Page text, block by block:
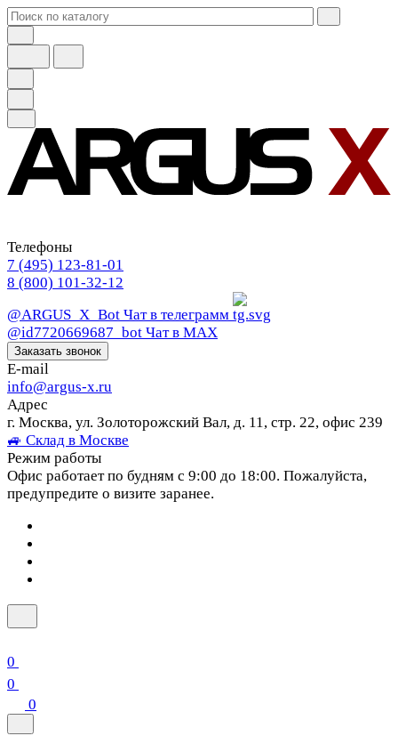
Телефоны
7 (495) 123-81-01
8 (800) 101-32-12
@ARGUS_X_Bot Чат в телеграмм
@id7720669687_bot Чат в МАХ
Заказать звонок
E-mail
info@argus-x.ru
Адрес
г. Москва, ул. Золоторожский Вал, д. 11, стр. 22, офис 239
🚙 Склад в Москве
Режим работы
Офис работает по будням с 9:00 до 18:00. Пожалуйста,
предупредите о визите заранее.
0
0
0